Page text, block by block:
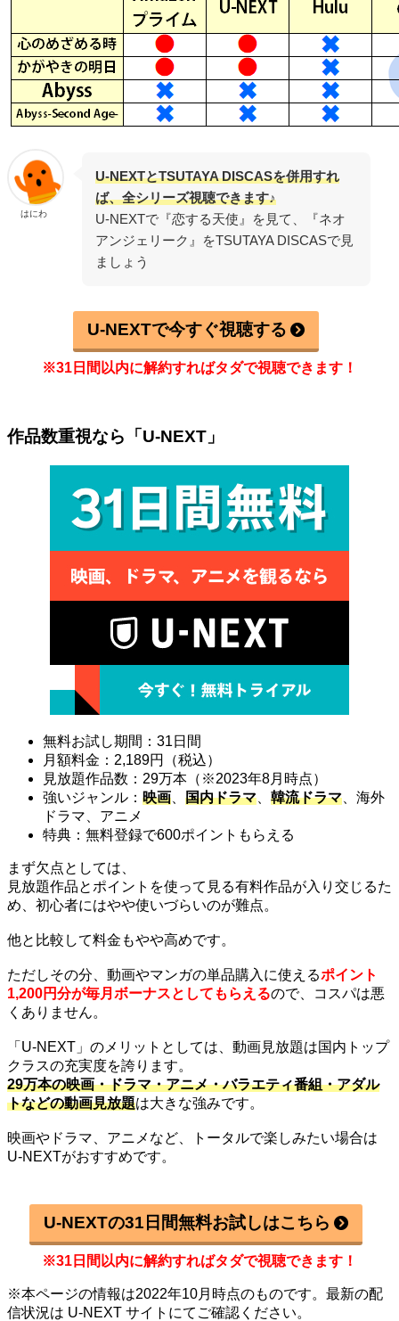
はにわ
U-NEXTとTSUTAYA DISCASを併用すれ
ば、全シリーズ視聴できます♪
U-NEXTで『恋する天使』を見て、『ネオ
アンジェリーク』をTSUTAYA DISCASで見
ましょう
U-NEXTで今すぐ視聴する
※31日間以内に解約すればタダで視聴できます！
作品数重視なら「U-NEXT」
無料お試し期間：31日間
月額料金：2,189円（税込）
見放題作品数：29万本（※2023年8月時点）
強いジャンル： 映画 国内ドラマ 韓流ドラマ 、海外
ドラマ、アニメ
特典：無料登録で600ポイントもらえる
まず欠点としては、
見放題作品とポイントを使って見る有料作品が入り交じるた
め、初心者にはやや使いづらいのが難点。
他と比較して料金もやや高めです。
ただしその分、動画やマンガの単品購入に使えるポイント
1,200円分が毎月ボーナスとしてもらえるので、コスパは悪
くありません。
「U-NEXT」のメリットとしては、動画見放題は国内トップ
クラスの充実度を誇ります。
29万本の映画・ドラマ・アニメ・バラエティ番組・アダル
トなどの動画見放題は大きな強みです。
映画やドラマ、アニメなど、トータルで楽しみたい場合は
U-NEXTがおすすめです。
U-NEXTの31日間無料お試しはこちら
※31日間以内に解約すればタダで視聴できます！
※本ページの情報は2022年10月時点のものです。最新の配
信状況は U-NEXT サイトにてご確認ください。